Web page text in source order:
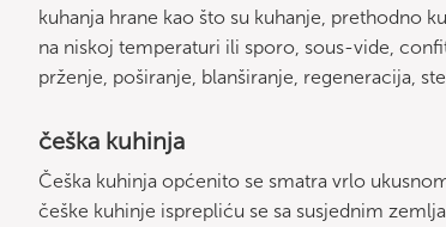
kuhanja hrane kao što su kuhanje, prethodno
na niskoj temperaturi ili sporo, sous-vide,
prženje, poširanje, blanširanje, regeneracija,
češka kuhinja
Češka kuhinja općenito se smatra vrlo
češke kuhinje isprepliću se sa susjednim